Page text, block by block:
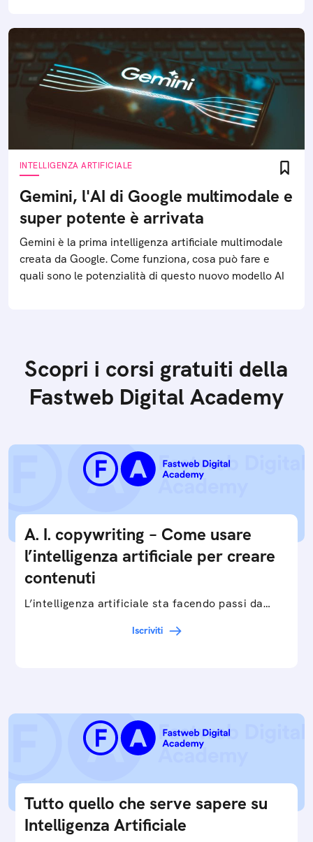
INTELLIGENZA ARTIFICIALE
Gemini, l'AI di Google multimodale e
super potente è arrivata
Gemini è la prima intelligenza artificiale multimodale
creata da Google. Come funziona, cosa può fare e
quali sono le potenzialità di questo nuovo modello AI
Scopri i corsi gratuiti della
Fastweb Digital Academy
A. I. copywriting – Come usare
l’intelligenza artificiale per creare
contenuti
L’intelligenza artificiale sta facendo passi da
interpretazione dei big data ai chatbot e virtual…
Iscriviti
Tutto quello che serve sapere su
Intelligenza Artificiale